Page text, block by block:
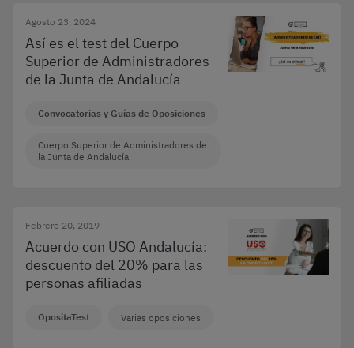
Agosto 23, 2024
Así es el test del Cuerpo
Superior de Administradores
de la Junta de Andalucía
Convocatorias y Guías de Oposiciones
Cuerpo Superior de Administradores de
la Junta de Andalucía
Febrero 20, 2019
Acuerdo con USO Andalucía:
descuento del 20% para las
personas afiliadas
OpositaTest Varias oposiciones